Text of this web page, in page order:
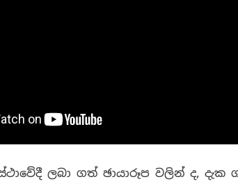
ලබා ගත් ඡායාරූප වලින් ද, දැක